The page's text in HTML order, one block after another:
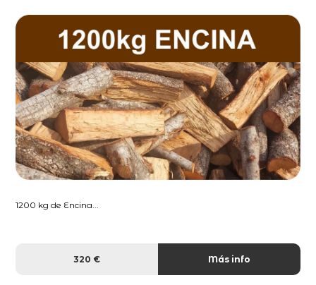
1200 kg de Encina...
320 € Más info